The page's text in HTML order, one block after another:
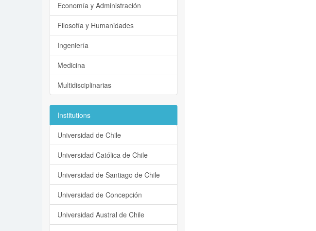
Economía y Administración
Filosofía y Humanidades
Ingeniería
Medicina
Multidisciplinarias
Institutions
Universidad de Chile
Universidad Católica de Chile
Universidad de Santiago de Chile
Universidad de Concepción
Universidad Austral de Chile